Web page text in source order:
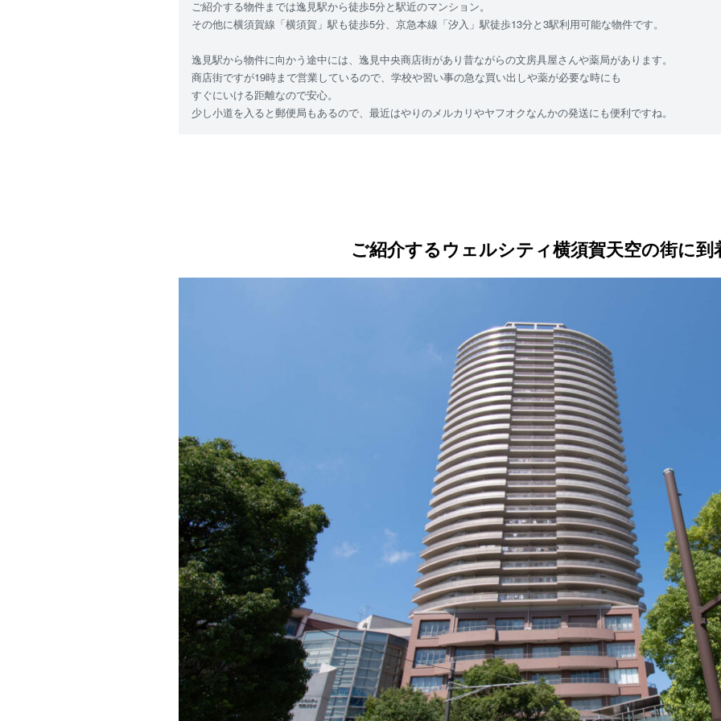
ご紹介する物件までは逸見駅から徒歩5分と駅近のマンション。
その他に横須賀線「横須賀」駅も徒歩5分、京急本線「汐入」駅徒歩13分と3駅利用可能な物件です。
逸見駅から物件に向かう途中には、逸見中央商店街があり昔ながらの文房具屋さんや薬局があります。
商店街ですが19時まで営業しているので、学校や習い事の急な買い出しや薬が必要な時にも
すぐにいける距離なので安心。
少し小道を入ると郵便局もあるので、最近はやりのメルカリやヤフオクなんかの発送にも便利ですね。
ご紹介するウェルシティ横須賀天空の街に到